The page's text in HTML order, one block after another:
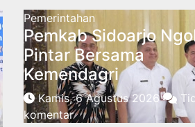
Pemerintahan
Pemkab Sidoarjo
Pintar Bersama
Kemendagri
Kamis, 6 Agustus 2026
komentar